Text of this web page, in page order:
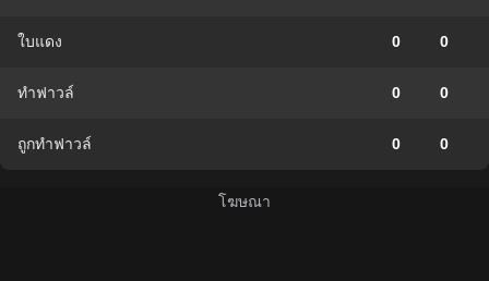
ใบแดง 0 0
ทำฟาวล์ 0 0
ถูกทำฟาวล์ 0 0